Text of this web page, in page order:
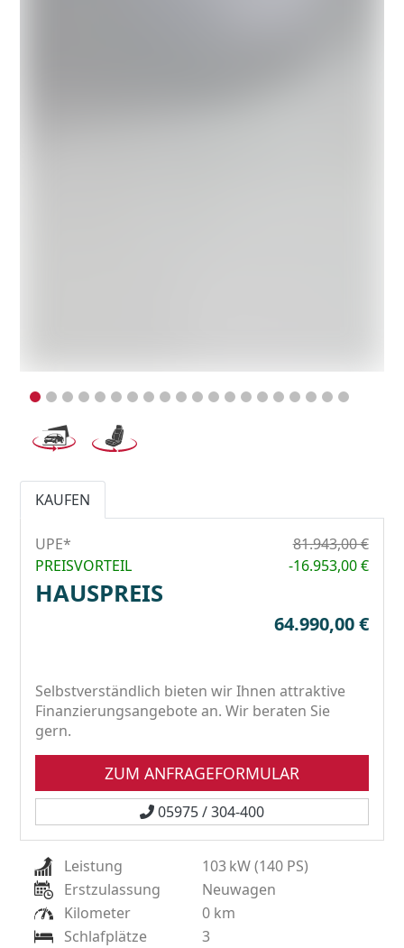
KAUFEN
UPE*
81.943,00 €
PREISVORTEIL
-16.953,00 €
HAUSPREIS
64.990,00 €
Selbstverständlich bieten wir Ihnen attraktive
Finanzierungsangebote an. Wir beraten Sie
gern.
ZUM ANFRAGEFORMULAR
05975 / 304-400
Leistung 103kW (140 PS)
Erstzulassung
Neuwagen
Kilometer
0 km
Schlafplätze
3